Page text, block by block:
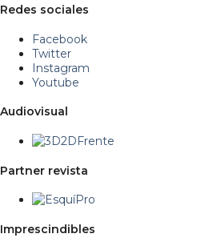
Redes sociales
Facebook
Twitter
Instagram
Youtube
Audiovisual
Partner revista
Imprescindibles